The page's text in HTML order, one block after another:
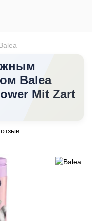
Balea
Mit Zart